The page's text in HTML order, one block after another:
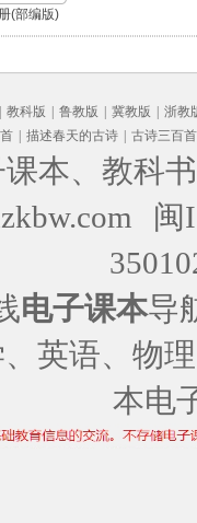
(部编版)
教科版 鲁教版 冀教版
浙教
描述春天的古诗 古诗三百首
课本、教科
闽
电子课本导
英语、物
本电